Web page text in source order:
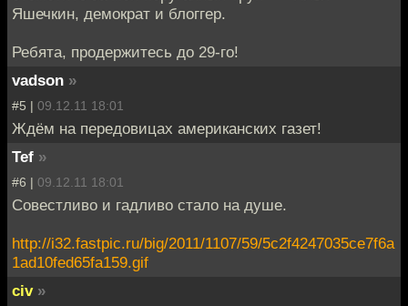
Яшечкин, демократ и блоггер.
Ребята, продержитесь до 29-го!
vadson »
#5 | 09.12.11 18:01
Ждём на передовицах американских газет!
Tef »
#6 | 09.12.11 18:01
Совестливо и гадливо стало на душе.
http://i32.fastpic.ru/big/2011/1107/59/5c2f4247035ce7f6a
1ad10fed65fa159.gif
civ »